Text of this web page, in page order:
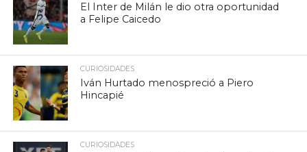
El Inter de Milán le dio otra oportunidad
a Felipe Caicedo
CURIOSIDADES
Iván Hurtado menospreció a Piero
Hincapié
CURIOSIDADES